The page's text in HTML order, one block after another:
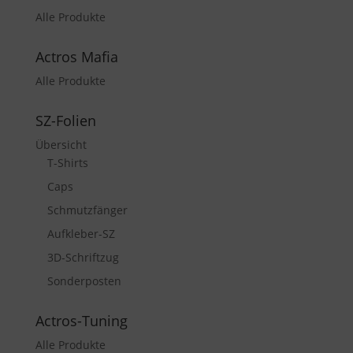
Alle Produkte
Actros Mafia
Alle Produkte
SZ-Folien
Übersicht
T-Shirts
Caps
Schmutzfänger
Aufkleber-SZ
3D-Schriftzug
Sonderposten
Actros-Tuning
Alle Produkte